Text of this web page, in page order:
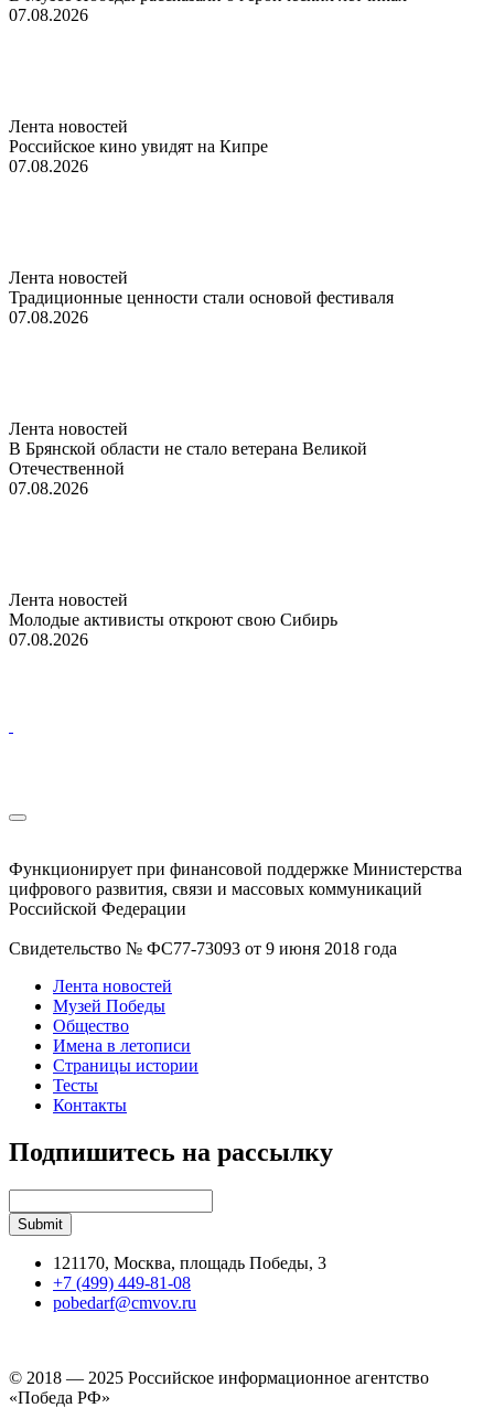
07.08.2026
Лента новостей
Российское кино увидят на Кипре
07.08.2026
Лента новостей
Традиционные ценности стали основой фестиваля
07.08.2026
Лента новостей
В Брянской области не стало ветерана Великой
Отечественной
07.08.2026
Лента новостей
Молодые активисты откроют свою Сибирь
07.08.2026
Функционирует при финансовой поддержке Министерства
цифрового развития, связи и массовых коммуникаций
Российской Федерации
Свидетельство № ФС77-73093 от 9 июня 2018 года
Лента новостей
Музей Победы
Общество
Имена в летописи
Страницы истории
Тесты
Контакты
Подпишитесь на рассылку
121170, Москва, площадь Победы, 3
+7 (499) 449-81-08
pobedarf@cmvov.ru
© 2018 — 2025 Российское информационное агентство
«Победа РФ»